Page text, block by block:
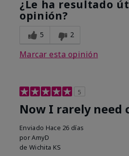
¿Le ha resultado
opinión?
5 2
Marcar esta opinión
5
Now I rarely need
Enviado Hace 26 días
porAmyD
de Wichita KS